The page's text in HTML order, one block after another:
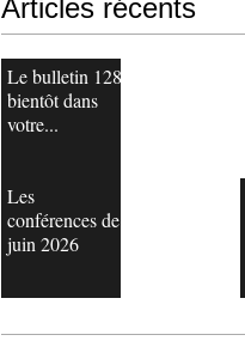
Articles récents
Le bulletin 128
bientôt dans
votre...
Les
conférences de
juin 2026